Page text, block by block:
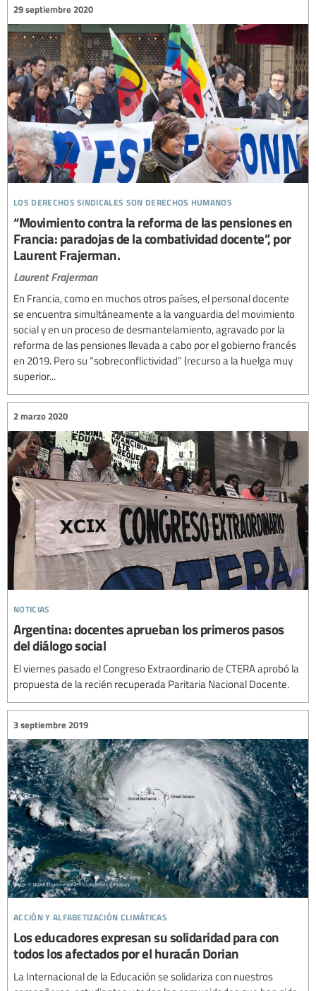
los derechos sindicales son derechos humanos
29 septiembre 2020
“Movimiento contra la reforma de las pensiones en
Francia: paradojas de la combatividad docente”, por
Laurent Frajerman.
Laurent Frajerman
En Francia, como en muchos otros países, el personal docente
se encuentra simultáneamente a la vanguardia del movimiento
social y en un proceso de desmantelamiento, agravado por la
reforma de las pensiones llevada a cabo por el gobierno francés
en 2019. Pero su “sobreconflictividad” (recurso a la huelga muy
superior...
noticias
2 marzo 2020
Argentina: docentes aprueban los primeros pasos
del diálogo social
El viernes pasado el Congreso Extraordinario de CTERA aprobó la
propuesta de la recién recuperada Paritaria Nacional Docente.
acción y alfabetización climáticas
3 septiembre 2019
Los educadores expresan su solidaridad para con
todos los afectados por el huracán Dorian
La Internacional de la Educación se solidariza con nuestros